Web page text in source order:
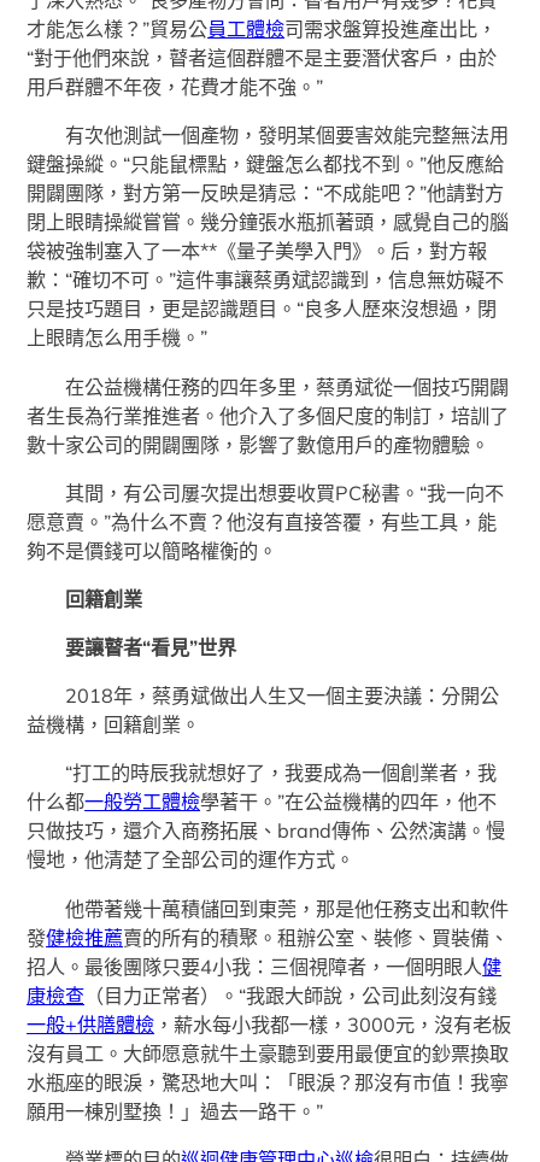
才能怎么樣？”貿易公員工體檢司需求盤算投進產出比，
“對于他們來說，瞽者這個群體不是主要潛伏客戶，由於
用戶群體不年夜，花費才能不強。”
有次他測試一個產物，發明某個要害效能完整無法用
鍵盤操縱。“只能鼠標點，鍵盤怎么都找不到。”他反應給
開闢團隊，對方第一反映是猜忌：“不成能吧？”他請對方
閉上眼睛操縱嘗嘗。幾分鐘張水瓶抓著頭，感覺自己的腦
袋被強制塞入了一本**《量子美學入門》。后，對方報
歉：“確切不可。”這件事讓蔡勇斌認識到，信息無妨礙不
只是技巧題目，更是認識題目。“良多人歷來沒想過，閉
上眼睛怎么用手機。”
在公益機構任務的四年多里，蔡勇斌從一個技巧開闢
者生長為行業推進者。他介入了多個尺度的制訂，培訓了
數十家公司的開闢團隊，影響了數億用戶的產物體驗。
其間，有公司屢次提出想要收買PC秘書。“我一向不
愿意賣。”為什么不賣？他沒有直接答覆，有些工具，能
夠不是價錢可以簡略權衡的。
回籍創業
要讓瞽者“看見”世界
2018年，蔡勇斌做出人生又一個主要決議：分開公
益機構，回籍創業。
“打工的時辰我就想好了，我要成為一個創業者，我
什么都一般勞工體檢學著干。”在公益機構的四年，他不
只做技巧，還介入商務拓展、brand傳佈、公然演講。慢
慢地，他清楚了全部公司的運作方式。
他帶著幾十萬積儲回到東莞，那是他任務支出和軟件
發健檢推薦賣的所有的積聚。租辦公室、裝修、買裝備、
招人。最後團隊只要4小我：三個視障者，一個明眼人健
康檢查 （目力正常者）。“我跟大師說，公司此刻沒有錢
一般+供膳體檢 ，薪水每小我都一樣，3000元，沒有老板
沒有員工。大師愿意就牛土豪聽到要用最便宜的鈔票換取
水瓶座的眼淚，驚恐地大叫：「眼淚？那沒有市值！我寧
願用一棟別墅換！」過去一路干。”